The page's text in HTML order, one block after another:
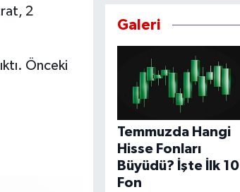
2
Önceki
Galeri
Temmuzda Hangi
Hisse Fonları
Büyüdü? İşte İlk 10
Fon